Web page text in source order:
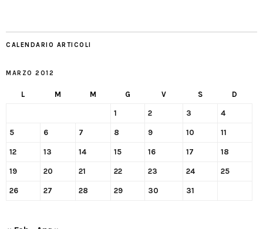
CALENDARIO ARTICOLI
MARZO 2012
L M M G V S D
1 2 3 4
5 6 7 8 9 10 11
12 13 14 15 16 17 18
19 20 21 22 23 24 25
26 27 28 29 30 31